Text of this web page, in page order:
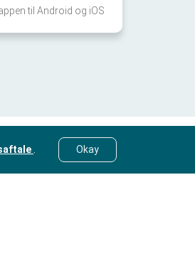
til Android og iOS
Okay